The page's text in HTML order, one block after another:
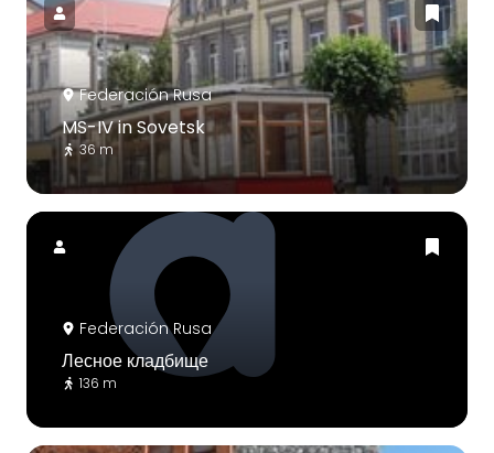
Federación Rusa
MS-IV in Sovetsk
36 m
Federación Rusa
Лесное кладбище
136 m